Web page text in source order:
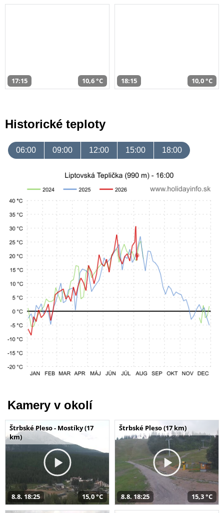
17:15 10,6 °C 18:15 10,0 °C
Historické teploty
06:00 09:00 12:00 15:00 18:00
Kamery v okolí
Štrbské Pleso - Mostíky (17
km)
8.8. 18:25 15,0 °C
Štrbské Pleso (17 km)
8.8. 18:25 15,3 °C